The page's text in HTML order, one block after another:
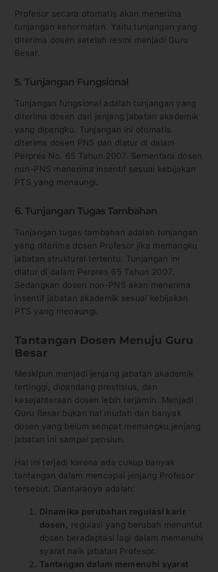
Profesor secara otomatis akan menerima
tunjangan kehormatan. Yaitu tunjangan yang
diterima dosen setelah resmi menjadi Guru
Besar.
5. Tunjangan Fungsional
Tunjangan fungsional adalah tunjangan yang
diterima dosen dari jenjang jabatan akademik
yang dipangku. Tunjangan ini otomatis
diterima dosen PNS dan diatur di dalam
Perpres No. 65 Tahun 2007. Sementara dosen
non-PNS menerima insentif sesuai kebijakan
PTS yang menaungi.
6. Tunjangan Tugas Tambahan
Tunjangan tugas tambahan adalah tunjangan
yang diterima dosen Profesor jika memangku
jabatan struktural tertentu. Tunjangan ini
diatur di dalam Perpres 65 Tahun 2007.
Sedangkan dosen non-PNS akan menerima
insentif jabatan akademik sesuai kebijakan
PTS yang menaungi.
Tantangan Dosen Menuju Guru
Besar
Meskipun menjadi jenjang jabatan akademik
tertinggi, dipandang prestisius, dan
kesejahteraan dosen lebih terjamin. Menjadi
Guru Besar bukan hal mudah dan banyak
dosen yang belum sempat memangku jenjang
jabatan ini sampai pensiun.
Hal ini terjadi karena ada cukup banyak
tantangan dalam mencapai jenjang Profesor
tersebut. Diantaranya adalah:
Dinamika perubahan regulasi karir
dosen, regulasi yang berubah menuntut
dosen beradaptasi lagi dalam memenuhi
syarat naik jabatan Profesor.
Tantangan dalam memenuhi syarat